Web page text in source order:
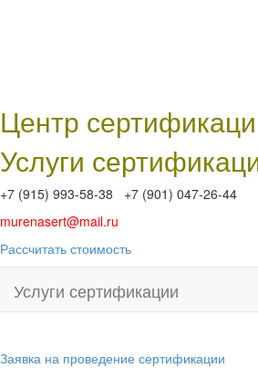
Центр
Услуги
+7 (915) 993-58-38 +7 (901) 047-26-44
murenasert@mail.ru
Рассчитать стоимость
Услуги сертификации
Заявка на проведение сертификации